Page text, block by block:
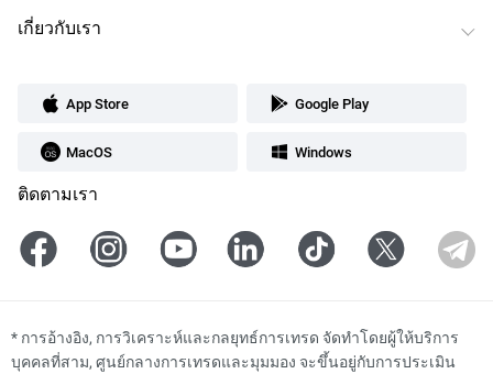
เกี่ยวกับเรา
App Store Google Play
MacOS Windows
ติดตามเรา
* การอ้างอิง, การวิเคราะห์และกลยุทธ์การเทรด จัดทำโดยผู้ให้บริการ
บุคคลที่สาม, ศูนย์กลางการเทรดและมุมมอง จะขึ้นอยู่กับการประเมิน